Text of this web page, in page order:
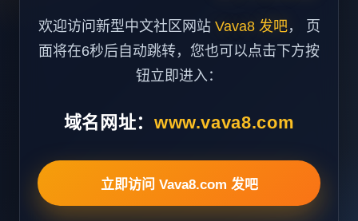
欢迎访问新型中文社区网站 Vava8 发吧， 页
面将在6秒后自动跳转，您也可以点击下方按
钮立即进入：
域名网址： www.vava8.com
立即访问 Vava8.com 发吧